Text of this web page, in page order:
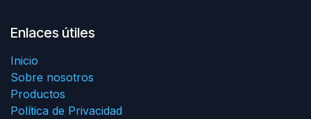
Enlaces útiles
Inicio
Sobre nosotros
Productos
Política de Privacidad